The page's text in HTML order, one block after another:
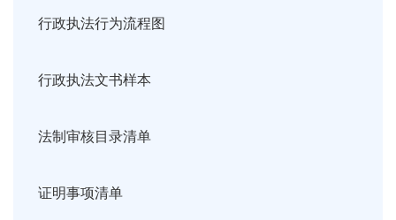
行政执法行为流程图
行政执法文书样本
法制审核目录清单
证明事项清单